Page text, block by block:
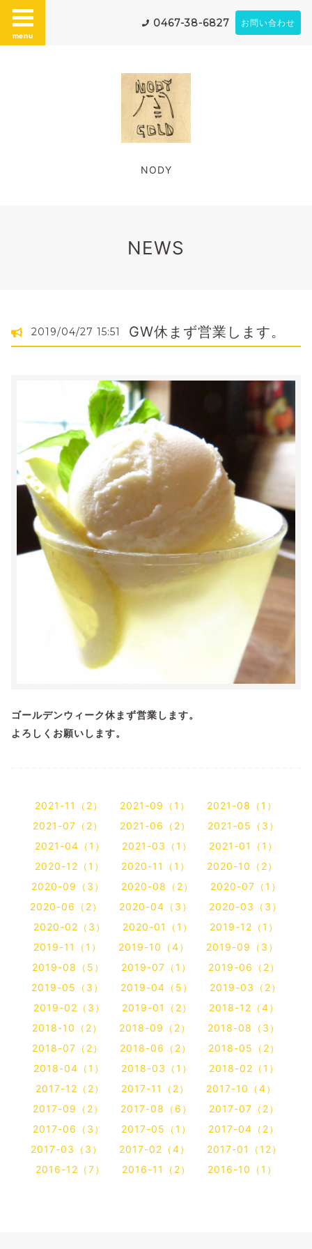
menu
0467-38-6827 お問い合わせ
NODY
NEWS
2019/04/27 15:51 GW休まず営業します。
ゴールデンウィーク休まず営業します。
よろしくお願いします。
2021-11（2） 2021-09（1）
2021-08（1）
2021-07（2）
2021-06（2）
2021-05（3）
2021-04（1）
2021-03（1）
2021-01（1）
2020-12（1）
2020-11（1）
2020-10（2）
2020-09（3）
2020-08（2）
2020-07（1）
2020-06（2）
2020-04（3）
2020-03（3）
2020-02（3）
2020-01（1）
2019-12（1）
2019-11（1）
2019-10（4）
2019-09（3）
2019-08（5）
2019-07（1）
2019-06（2）
2019-05（3）
2019-04（5）
2019-03（2）
2019-02（3）
2019-01（2）
2018-12（4）
2018-10（2）
2018-09（2）
2018-08（3）
2018-07（2）
2018-06（2）
2018-05（2）
2018-04（1）
2018-03（1）
2018-02（1）
2017-12（2）
2017-11（2）
2017-10（4）
2017-09（2）
2017-08（6）
2017-07（2）
2017-06（3）
2017-05（1）
2017-04（2）
2017-03（3）
2017-02（4）
2017-01（12）
2016-12（7）
2016-11（2） 2016-10（1）